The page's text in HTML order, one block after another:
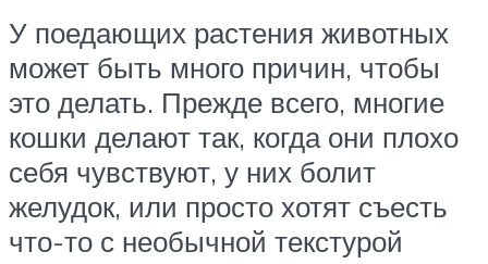
У поедающих растения животных
может быть много причин, чтобы
это делать. Прежде всего, многие
кошки делают так, когда они плохо
себя чувствуют, у них болит
желудок, или просто хотят съесть
что-то с необычной текстурой